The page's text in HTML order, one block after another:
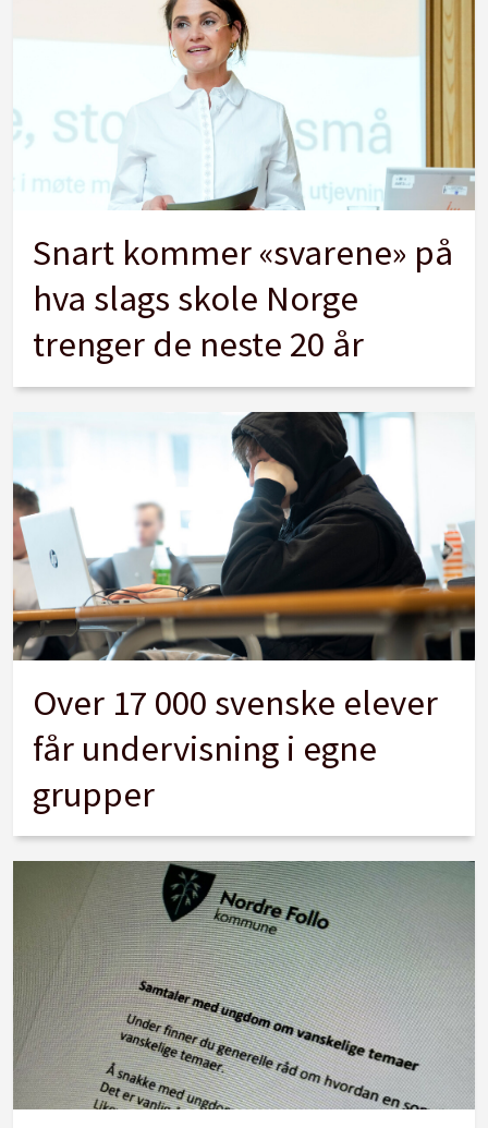
Snart kommer «svarene» på
hva slags skole Norge
trenger de neste 20 år
Over 17 000 svenske elever
får undervisning i egne
grupper